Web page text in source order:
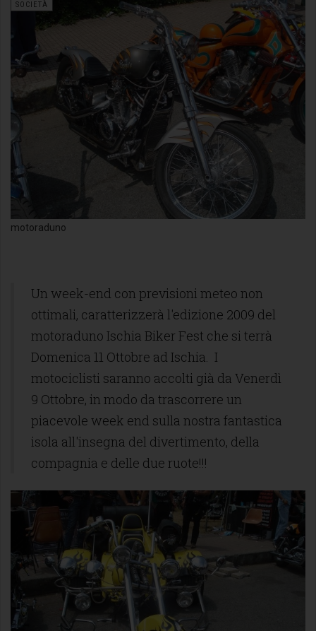
motoraduno
SOCIETÀ
Un week-end con previsioni meteo non
ottimali, caratterizzerà l'edizione 2009 del
motoraduno Ischia Biker Fest che si terrà
Domenica 11 Ottobre ad Ischia. I
motociclisti saranno accolti già da Venerdì
9 Ottobre, in modo da trascorrere un
piacevole week end sulla nostra fantastica
isola all'insegna del divertimento, della
compagnia e delle due ruote!!!